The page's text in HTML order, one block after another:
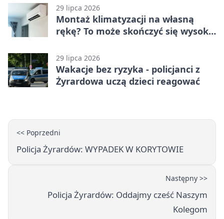
29 lipca 2026
Montaż klimatyzacji na własną
rękę? To może skończyć się wysoką
29 lipca 2026
Wakacje bez ryzyka - policjanci z
Żyrardowa uczą dzieci reagować
<< Poprzedni
Policja Żyrardów: WYPADEK W KORYTOWIE
Następny >>
Policja Żyrardów: Oddajmy cześć Naszym
Kolegom